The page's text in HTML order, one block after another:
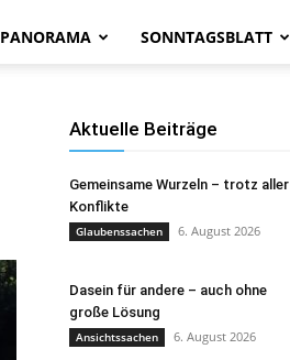
PANORAMA SONNTAGSBLATT
Aktuelle Beiträge
Gemeinsame Wurzeln – trotz aller
Konflikte
Glaubenssachen 6. August 2026
Dasein für andere – auch ohne
große Lösung
Ansichtssachen 6. August 2026